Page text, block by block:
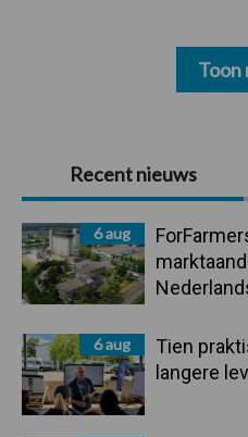
Primaire
Sidebar
Recent nieuws
6 aug
6 aug
Tien
langere
Toon